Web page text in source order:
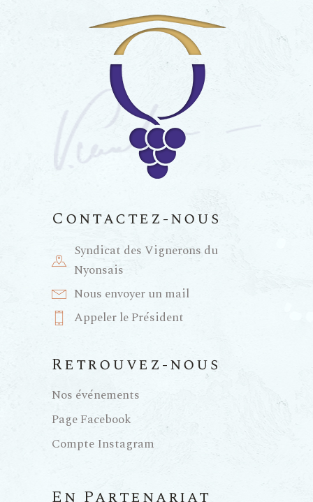
Contactez-nous
Syndicat des Vignerons du
Nyonsais
Nous envoyer un mail
Appeler le Président
Retrouvez-nous
Nos événements
Page Facebook
Compte Instagram